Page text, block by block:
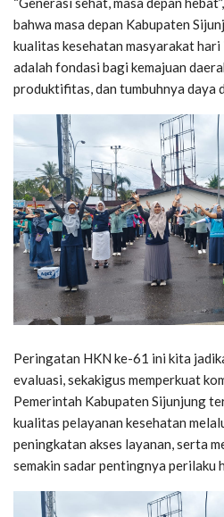
bahwa masa depan Kabupaten
kualitas kesehatan masyarakat
adalah fondasi bagi kemajuan
produktifitas, dan tumbuhnya daya
Peringatan HKN ke-61 ini kita
evaluasi, sekakigus memperkuat
Pemerintah Kabupaten Sijunjung
kualitas pelayanan kesehatan
peningkatan akses layanan, serta
semakin sadar pentingnya perilaku